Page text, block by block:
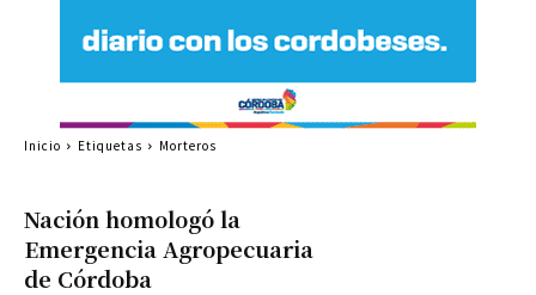
Nación homologó la
Emergencia Agropecuaria
de Córdoba
Inicio Etiquetas Morteros